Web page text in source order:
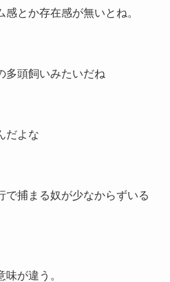
とか存在感が無いとね。
多頭飼いみたいだね
だよな
で捕まる奴が少なからずいる
が違う。